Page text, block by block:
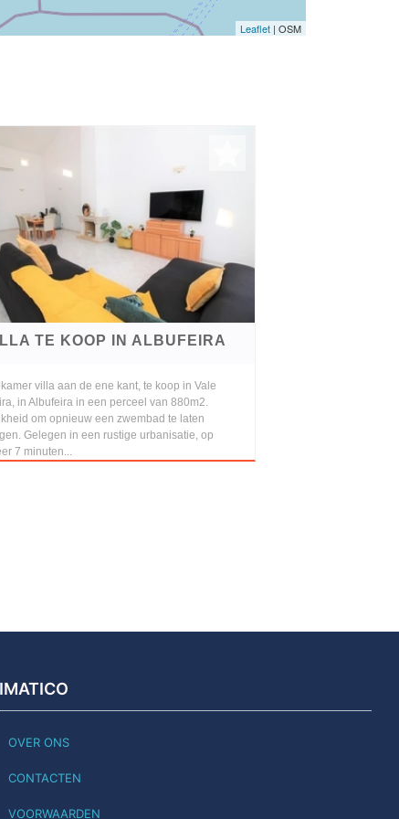
Leaflet | OSM
TE KOOP IN ALBUFEIRA
villa aan de ene kant, te koop in Vale
in Albufeira in een perceel van 880m2.
om opnieuw een zwembad te laten
Gelegen in een rustige urbanisatie, op
7 minuten...
IMATICO
OVER ONS
CONTACTEN
VOORWAARDEN